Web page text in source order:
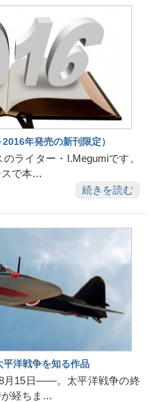
年発売の新刊限定）
ライター・I.Megumiです。
スで本…
続きを読む
洋戦争を知る作品
月15日――。太平洋戦争の終
が経ちま…